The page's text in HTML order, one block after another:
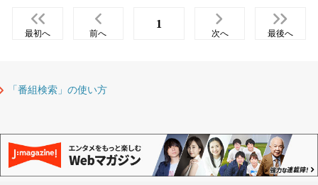
最初へ 前へ
1
次へ 最後へ
「番組検索」の使い方